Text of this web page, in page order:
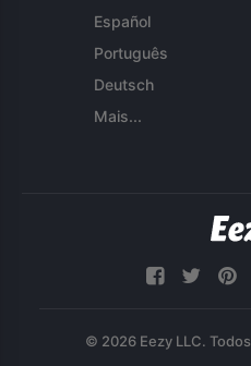
Español
Português
Deutsch
Mais...
© 2026 Eezy LLC.